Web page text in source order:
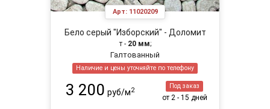
Арт: 11020209
Бело серый "Изборский" - Доломит
т - 20 мм;
Галтованный
Наличие и цены уточняйте по телефону
3 200 руб/м2
Под заказ
от 2 - 15 дней